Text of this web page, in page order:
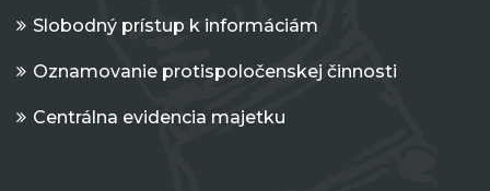
Slobodný prístup k informáciám
Oznamovanie protispoločenskej činnosti
Centrálna evidencia majetku